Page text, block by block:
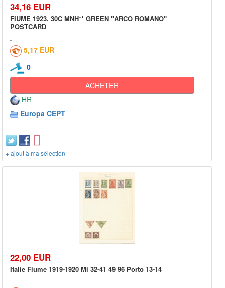
34,16 EUR
FIUME 1923. 30C MNH** GREEN "ARCO ROMANO"
POSTCARD
5,17 EUR
0
ACHETER
HR
Europa CEPT
+ ajout à ma sélection
22,00 EUR
Italie Fiume 1919-1920 Mi 32-41 49 96 Porto 13-14